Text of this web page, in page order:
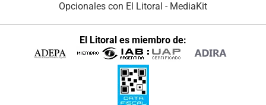
Opcionales con El Litoral - MediaKit
El Litoral es miembro de: